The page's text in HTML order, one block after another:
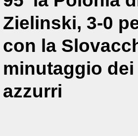
Zielinski, 3-0
con la
minutaggio dei
azzurri